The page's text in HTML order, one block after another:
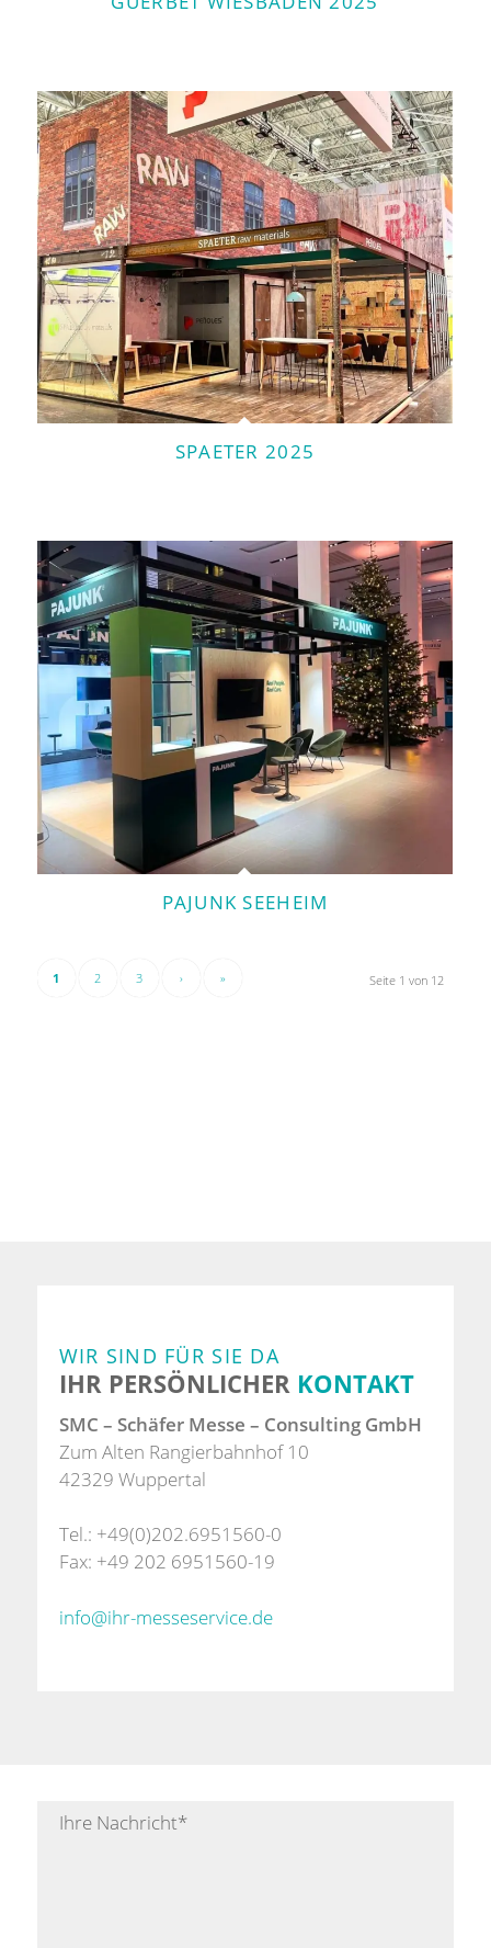
SPAETER 2025
PAJUNK SEEHEIM
Seite 1 von 12
1 2 3 › »
WIR SIND FÜR SIE DA
IHR PERSÖNLICHER KONTAKT
SMC – Schäfer Messe – Consulting GmbH
Zum Alten Rangierbahnhof 10
42329 Wuppertal
Tel.: +49(0)202.6951560-0
Fax: +49 202 6951560-19
info@ihr-messeservice.de